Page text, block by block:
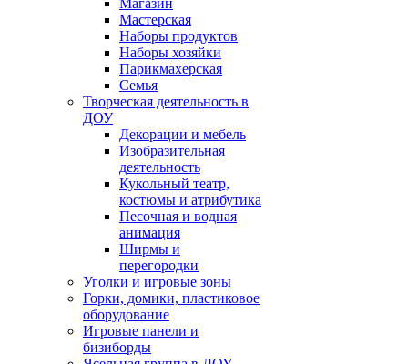
Магазин
Мастерская
Наборы продуктов
Наборы хозяйки
Парикмахерская
Семья
Творческая деятельность в
ДОУ
Декорации и мебель
Изобразительная
деятельность
Кукольный театр,
костюмы и атрибутика
Песочная и водная
анимация
Ширмы и
перегородки
Уголки и игровые зоны
Горки, домики, пластиковое
оборудование
Игровые панели и
бизиборды